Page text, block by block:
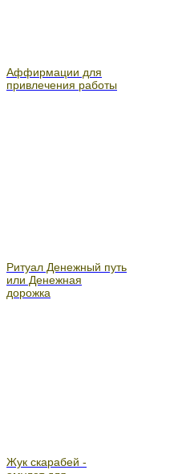
Аффирмации для
привлечения работы
Ритуал Денежный путь
или Денежная
дорожка
Жук скарабей -